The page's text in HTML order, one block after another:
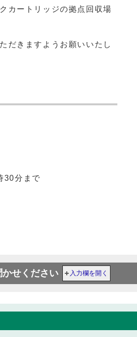
カートリッジの拠点回収場
だきますようお願いいたし
30分まで
かせください 入力欄を開く